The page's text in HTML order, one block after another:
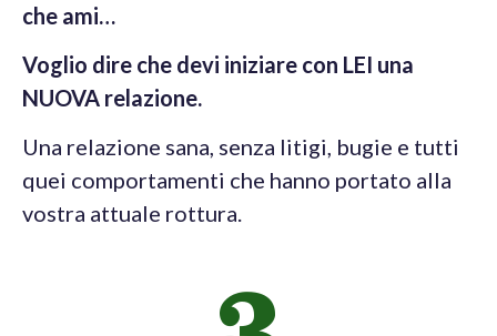
che ami…
Voglio dire che devi iniziare con LEI una
NUOVA relazione.
Una relazione sana, senza litigi, bugie e tutti
quei comportamenti che hanno portato alla
vostra attuale rottura.